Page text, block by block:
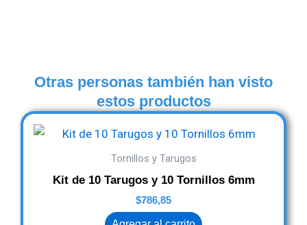
Otras personas también han visto
estos productos
Tornillos y Tarugos
Kit de 10 Tarugos y 10 Tornillos 6mm
$786,85